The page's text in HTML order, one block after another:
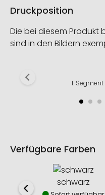
Druckposition
Die bei diesem Produkt
sind in den Bildern
1.
Verfügbare Farben
schwarz